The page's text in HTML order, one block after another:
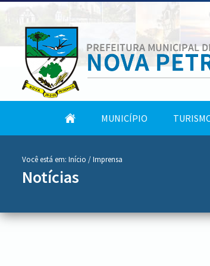
Tela
MUNICÍPIO
Você está em: Início / Imprensa
Notícias